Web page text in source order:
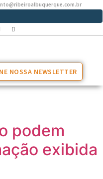
NOSSA NEWSLETTER
podem
exibida